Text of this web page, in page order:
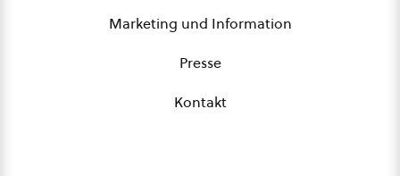
Marketing und Information
Presse
Kontakt